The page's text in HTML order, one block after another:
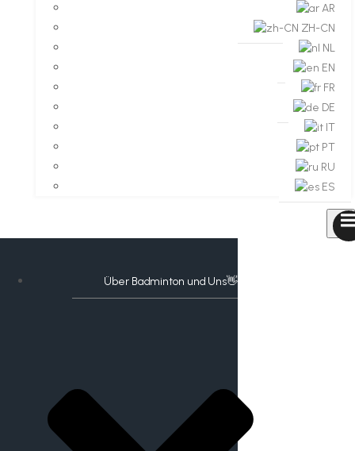
AR
ZH-CN
NL
EN
FR
DE
IT
PT
RU
ES
Über Badminton und Uns👋